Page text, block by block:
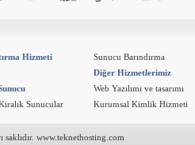
Hizmeti
Sunucular
Sunucu Barındırma
Diğer Hizmetlerimiz
Web Yazılımı ve tasarımı
Kurumsal Kimlik Hizmeti
www.teknethosting.com